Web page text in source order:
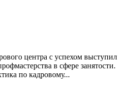
центра с успехом выступил
в сфере занятости.
по кадровому...